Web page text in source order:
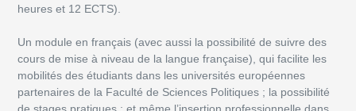
heures et 12 ECTS).
Un module en français (avec aussi la possibilité de suivre des
cours de mise à niveau de la langue française), qui facilite les
mobilités des étudiants dans les universités européennes
partenaires de la Faculté de Sciences Politiques ; la possibilité